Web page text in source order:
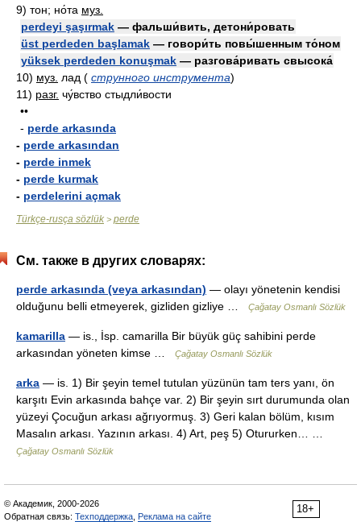
9) тон; но́та муз.
perdeyi şaşırmak — фальши́вить, детони́ровать
üst perdeden başlamak — говори́ть повы́шенным то́ном
yüksek perdeden konuşmak — разгова́ривать свысока́
10) муз. лад ( струнного инструмента)
11) разг. чу́вство стыдли́вости
••
- perde arkasında
- perde arkasından
- perde inmek
- perde kurmak
- perdelerini açmak
Türkçe-rusça sözlük > perde
См. также в других словарях:
perde arkasında (veya arkasından) — olayı yönetenin kendisi
olduğunu belli etmeyerek, gizliden gizliye …
Çağatay Osmanlı Sözlük
kamarilla — is., İsp. camarilla Bir büyük güç sahibini perde
arkasından yöneten kimse …
Çağatay Osmanlı Sözlük
arka — is. 1) Bir şeyin temel tutulan yüzünün tam ters yanı, ön
karşıtı Evin arkasında bahçe var. 2) Bir şeyin sırt durumunda olan
yüzeyi Çocuğun arkası ağrıyormuş. 3) Geri kalan bölüm, kısım
Masalın arkası. Yazının arkası. 4) Art, peş 5) Otururken… …
Çağatay Osmanlı Sözlük
18+
© Академик, 2000-2026
Обратная связь: Техподдержка Реклама на сайте